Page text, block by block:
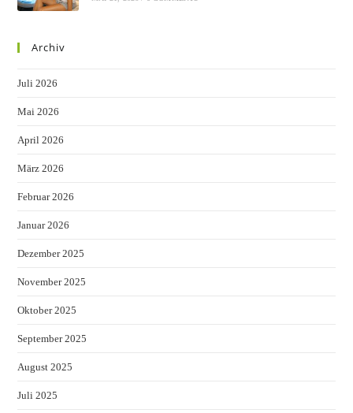
Archiv
Juli 2026
Mai 2026
April 2026
März 2026
Februar 2026
Januar 2026
Dezember 2025
November 2025
Oktober 2025
September 2025
August 2025
Juli 2025